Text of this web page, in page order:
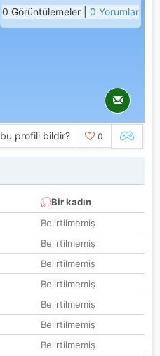
0 Görüntülemeler | 0 Yorumlar
bu profili bildir? 0
Bir kadın
Belirtilmemiş
Belirtilmemiş
Belirtilmemiş
Belirtilmemiş
Belirtilmemiş
Belirtilmemiş
Belirtilmemiş